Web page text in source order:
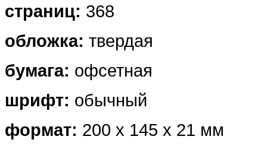
страниц: 368
обложка: твердая
бумага: офсетная
шрифт: обычный
формат: 200 х 145 х 21 мм